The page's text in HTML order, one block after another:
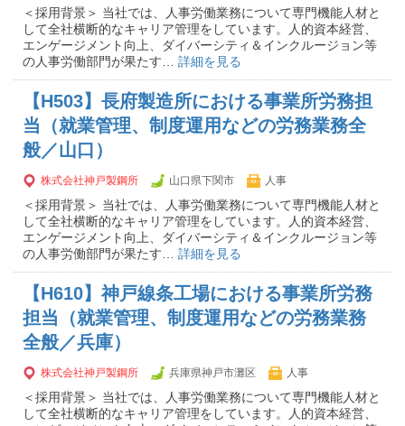
＜採用背景＞ 当社では、人事労働業務について専門機能人材と
して全社横断的なキャリア管理をしています。人的資本経営、
エンゲージメント向上、ダイバーシティ＆インクルージョン等
の人事労働部門が果たす… 詳細を見る
【H503】長府製造所における事業所労務担
当（就業管理、制度運用などの労務業務全
般／山口）
株式会社神戸製鋼所 山口県下関市 人事
＜採用背景＞ 当社では、人事労働業務について専門機能人材と
して全社横断的なキャリア管理をしています。人的資本経営、
エンゲージメント向上、ダイバーシティ＆インクルージョン等
の人事労働部門が果たす… 詳細を見る
【H610】神戸線条工場における事業所労務
担当（就業管理、制度運用などの労務業務
全般／兵庫）
株式会社神戸製鋼所 兵庫県神戸市灘区 人事
＜採用背景＞ 当社では、人事労働業務について専門機能人材と
して全社横断的なキャリア管理をしています。人的資本経営、